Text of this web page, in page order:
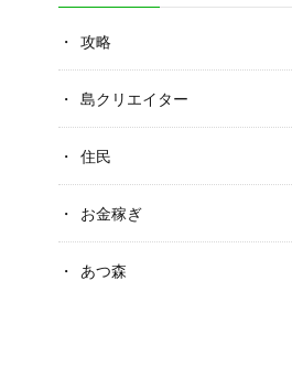
攻略
島クリエイター
住民
お金稼ぎ
あつ森